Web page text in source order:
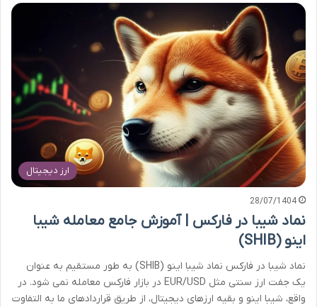
ارز دیجیتال
28/07/1404
نماد شیبا در فارکس | آموزش جامع معامله شیبا
اینو (SHIB)
نماد شیبا در فارکس نماد شیبا اینو (SHIB) به طور مستقیم به عنوان
یک جفت ارز سنتی مثل EUR/USD در بازار فارکس معامله نمی شود. در
واقع، شیبا اینو و بقیه ارزهای دیجیتال، از طریق قراردادهای ما به التفاوت